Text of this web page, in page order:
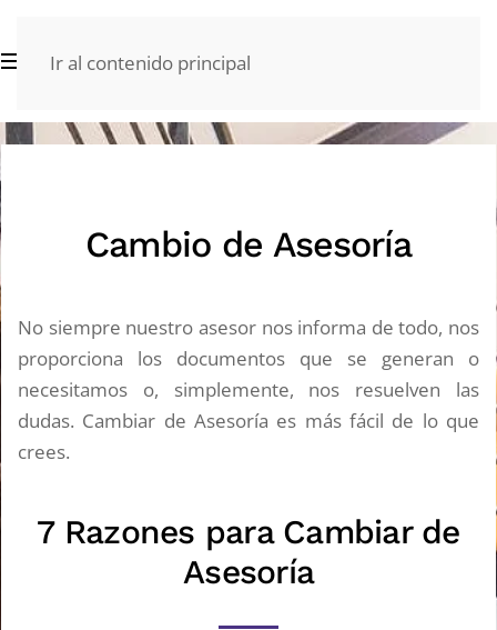
Ir al contenido principal
Cambio de Asesoría
No siempre nuestro asesor nos informa de todo, nos
proporciona los documentos que se generan o
necesitamos o, simplemente, nos resuelven las
dudas. Cambiar de Asesoría es más fácil de lo que
crees.
7 Razones para Cambiar de
Asesoría